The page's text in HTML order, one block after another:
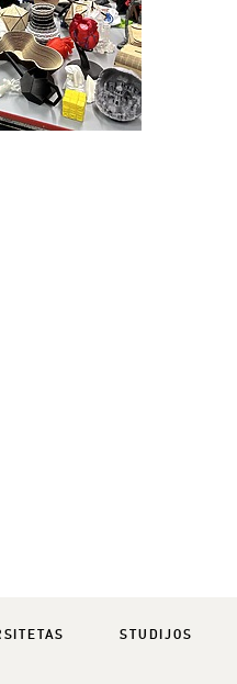
STUDIJOS